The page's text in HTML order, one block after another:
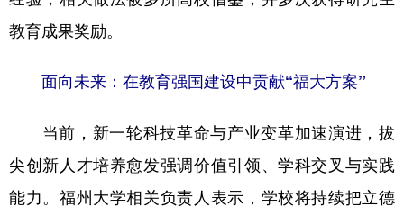
教育成果奖励。
面向未来：在教育强国建设中贡献“福大方案”
当前，新一轮科技革命与产业变革加速演进，拔
尖创新人才培养愈发强调价值引领、学科交叉与实践
能力。福州大学相关负责人表示，学校将持续把立德